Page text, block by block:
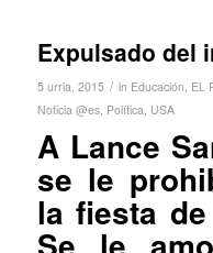
Expulsado del
5 urria, 2015 / in Educación, EL
Noticia @es, Política, USA
A Lance
se le
la fiesta